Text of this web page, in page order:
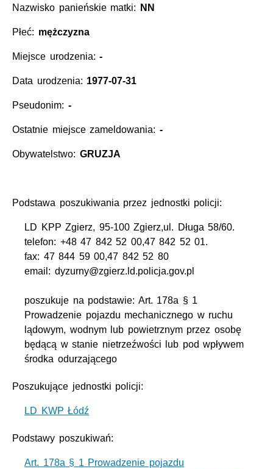
Nazwisko panieńskie matki: NN
Płeć: mężczyzna
Miejsce urodzenia:-
Data urodzenia: 1977-07-31
Pseudonim: -
Ostatnie miejsce zameldowania: -
Obywatelstwo: GRUZJA
Podstawa poszukiwania przez jednostki policji:
LD KPP Zgierz, 95-100 Zgierz,ul. Długa 58/60.
telefon: +48 47 842 52 00,47 842 52 01.
fax: 47 844 59 00,47 842 52 80
email: dyzurny@zgierz.ld.policja.gov.pl
poszukuje na podstawie: Art. 178a § 1
Prowadzenie pojazdu mechanicznego w ruchu
lądowym, wodnym lub powietrznym przez osobę
będącą w stanie nietrzeźwości lub pod wpływem
środka odurzającego
Poszukujące jednostki policji:
LD KWP Łódź
Podstawy poszukiwań:
Art. 178a § 1 Prowadzenie pojazdu